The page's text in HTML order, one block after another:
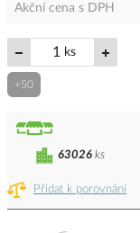
Akční cena s DPH
ks
+50
Přidat k porovnání
63026 ks